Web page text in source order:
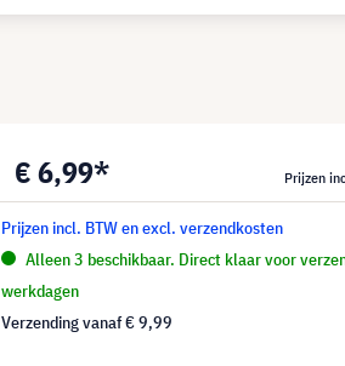
€ 6,99* Prijzen
Prijzen incl. BTW en excl. verzendkosten
Alleen 3 beschikbaar. Direct klaar voor
werkdagen
Verzending vanaf€ 9,99